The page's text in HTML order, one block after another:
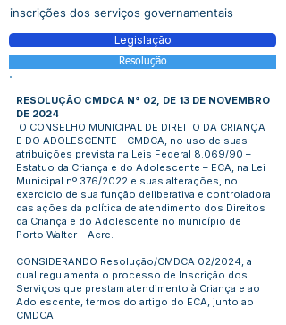
inscrições dos serviços governamentais
Legislação
Resolução
RESOLUÇÃO CMDCA N° 02, DE 13 DE NOVEMBRO
DE 2024
O CONSELHO MUNICIPAL DE DIREITO DA CRIANÇA
E DO ADOLESCENTE - CMDCA, no uso de suas
atribuições prevista na Leis Federal 8.069/90 –
Estatuo da Criança e do Adolescente – ECA, na Lei
Municipal nº 376/2022 e suas alterações, no
exercício de sua função deliberativa e controladora
das ações da política de atendimento dos Direitos
da Criança e do Adolescente no município de
Porto Walter – Acre.
CONSIDERANDO Resolução/CMDCA 02/2024, a
qual regulamenta o processo de Inscrição dos
Serviços que prestam atendimento à Criança e ao
Adolescente, termos do artigo do ECA, junto ao
CMDCA.